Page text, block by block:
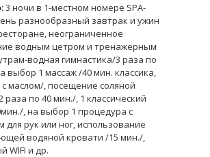
3 ночи в 1-местном номере SPA-
разнообразный завтрак и ужин
неограниченное
водным цетром и тренажерным
водная гимнастика/3 раза по
выбор 1 массаж /40 мин. классика,
маслом/, посещение соляной
по 40 мин./, 1 классический
, на выбор 1 процедура с
для рук или ног, использование
водяной кровати /15 мин./,
WIFI и др.